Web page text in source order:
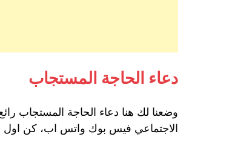
دعاء الحاجة المستجاب
وضعنا لك هنا دعاء الحاجة المستجاب
الاجتماعي فيس بوك واتس اب، كن اول